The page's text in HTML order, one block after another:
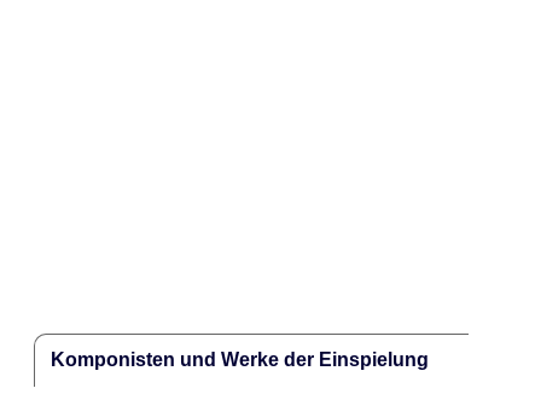
Komponisten und Werke der Einspielung